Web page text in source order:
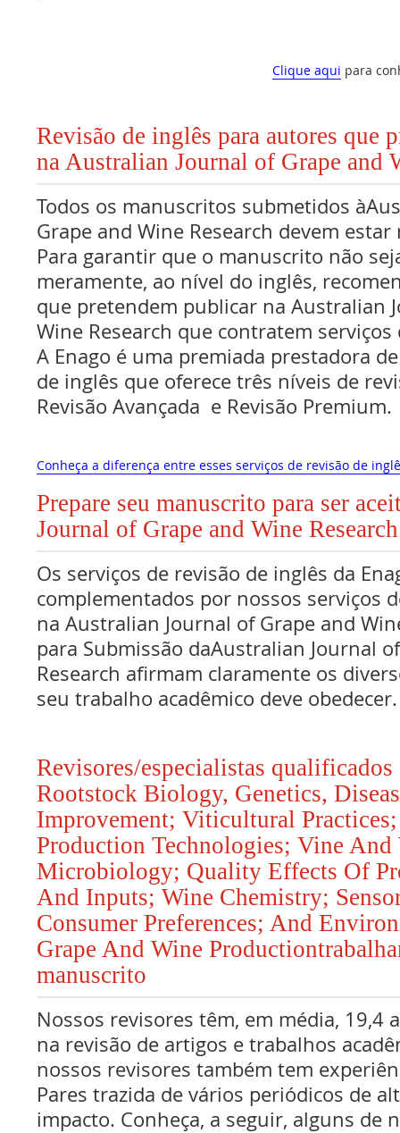
Clique aqui para
Revisão de inglês para autores que
na Australian Journal of Grape and
Todos os manuscritos submetidos
Grape and Wine Research devem
Para garantir que o manuscrito não
meramente, ao nível do inglês,
que pretendem publicar na Australian
Wine Research que contratem
A Enago é uma premiada prestadora
de inglês que oferece três níveis de
Revisão Avançada e Revisão Premium.
Conheça a diferença entre esses serviços de revisão de
Prepare seu manuscrito para ser
Journal of Grape and Wine Research
Os serviços de revisão de inglês da
complementados por nossos serviços
na Australian Journal of Grape and
para Submissão daAustralian Journal
Research afirmam claramente os
seu trabalho acadêmico deve obedecer.
Revisores/especialistas
Rootstock Biology, Genetics,
Improvement; Viticultural
Production Technologies; Vine And
Microbiology; Quality Effects Of
And Inputs; Wine Chemistry;
Consumer Preferences; And
Grape And Wine
manuscrito
Nossos revisores têm, em média, 19,4
na revisão de artigos e trabalhos
nossos revisores também tem
Pares trazida de vários periódicos de
impacto. Conheça, a seguir, alguns de